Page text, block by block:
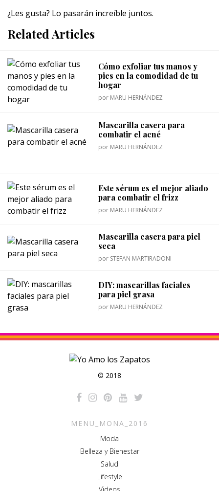
¿Les gusta? Lo pasarán increíble juntos.
Related Articles
Cómo exfoliar tus manos y
pies en la comodidad de tu
hogar
por MARU HERNÁNDEZ
Mascarilla casera para
combatir el acné
por MARU HERNÁNDEZ
Este sérum es el mejor aliado
para combatir el frizz
por MARU HERNÁNDEZ
Mascarilla casera para piel
seca
por STEFAN MARTIRADONI
DIY: mascarillas faciales
para piel grasa
por MARU HERNÁNDEZ
© 2018
MENU_MONA_2016
Moda
Belleza y Bienestar
Salud
Lifestyle